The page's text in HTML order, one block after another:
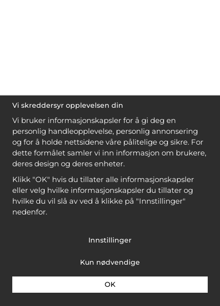
Vi skreddersyr opplevelsen din
Vi bruker informasjonskapsler for å gi deg en
personlig handleopplevelse, personlig annonsering
og for å holde nettsidene våre pålitelige og sikre. For
dette formålet samler vi inn informasjon om brukere,
deres design og deres enheter.
Klikk "OK" hvis du tillater alle informasjonskapsler
eller velg hvilke informasjonskapsler du tillater og
hvilke du vil slå av ved å klikke på "Innstillinger"
nedenfor.
Innstillinger
Kun nødvendige
OK